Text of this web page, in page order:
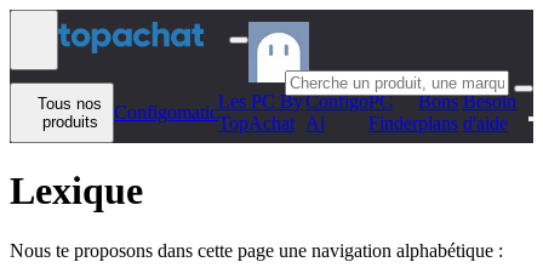
Aller au contenu
Tous nos
produits
Configomatic
Les PC By
TopAchat
Configo
Ai
PC
Finder
Bons
plans
Besoin
d'aide
Lexique
Nous te proposons dans cette page une navigation alphabétique :